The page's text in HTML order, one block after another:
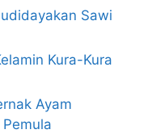
Sawi
Kura-Kura
Ayam